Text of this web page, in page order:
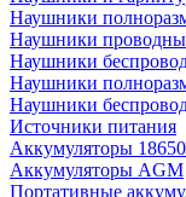
Наушники
Наушники
Наушники
Наушники
Наушники
Источники питания
Аккумуляторы
Аккумуляторы АGM
Портативные